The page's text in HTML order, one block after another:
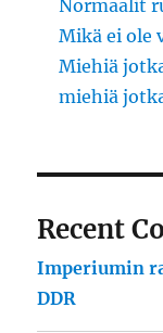
Normaalit
Mikä ei ole
Miehiä
miehiä
Recent
Imperiumin
DDR